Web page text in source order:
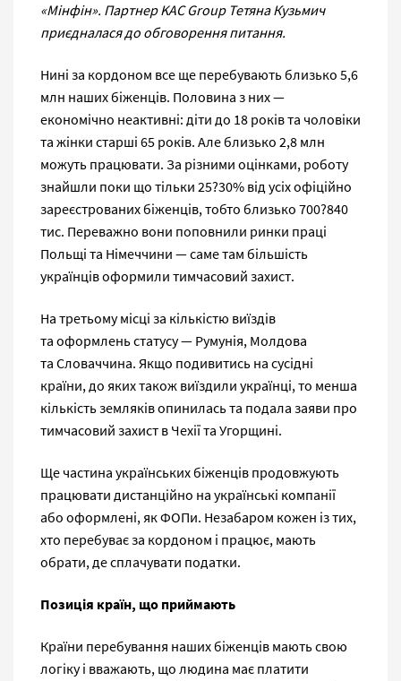
«Мінфін». ПартнерKAC Group Тетяна Кузьмич
приєдналася до обговорення питання.
Нині за кордоном все ще перебувають близько 5,6
млн наших біженців. Половина з них —
економічно неактивні: діти до 18 років та чоловіки
та жінки старші 65 років. Але близько 2,8 млн
можуть працювати. За різними оцінками, роботу
знайшли поки що тільки 25?30% від усіх офіційно
зареєстрованих біженців, тобто близько 700?840
тис. Переважно вони поповнили ринки праці
Польщі та Німеччини — саме там більшість
українців оформили тимчасовий захист.
На третьому місці за кількістю виїздів
та оформлень статусу — Румунія, Молдова
та Словаччина. Якщо подивитись на сусідні
країни, до яких також виїздили українці, то менша
кількість земляків опинилась та подала заяви про
тимчасовий захист в Чехії та Угорщині.
Ще частина українських біженців продовжують
працювати дистанційно на українські компанії
або оформлені, як ФОПи. Незабаром кожен із тих,
хто перебуває за кордоном і працює, мають
обрати, де сплачувати податки.
Позиція країн, що приймають
Країни перебування наших біженців мають свою
логіку і вважають, що людина має платити